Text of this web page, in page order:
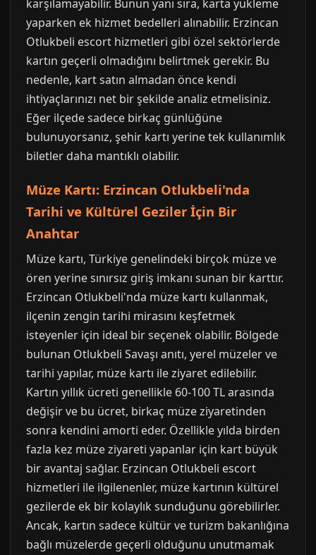
karşılamayabilir. Bunun yanı sıra, karta yükleme
yaparken ek hizmet bedelleri alınabilir. Erzincan
Otlukbeli escort hizmetleri gibi özel sektörlerde
kartın geçerli olmadığını belirtmek gerekir. Bu
nedenle, kart satın almadan önce kendi
ihtiyaçlarınızı net bir şekilde analiz etmelisiniz.
Eğer ilçede sadece birkaç günlüğüne
bulunuyorsanız, şehir kartı yerine tek kullanımlık
biletler daha mantıklı olabilir.
Müze Kartı: Erzincan Otlukbeli'nda
Tarihi ve Kültürel Geziler İçin Bir
Anahtar
Müze kartı, Türkiye genelindeki birçok müze ve
ören yerine sınırsız giriş imkanı sunan bir karttır.
Erzincan Otlukbeli'nda müze kartı kullanmak,
ilçenin zengin tarihi mirasını keşfetmek
isteyenler için ideal bir seçenek olabilir. Bölgede
bulunan Otlukbeli Savaşı anıtı, yerel müzeler ve
tarihi yapılar, müze kartı ile ziyaret edilebilir.
Kartın yıllık ücreti genellikle 60-100 TL arasında
değişir ve bu ücret, birkaç müze ziyaretinden
sonra kendini amorti eder. Özellikle yılda birden
fazla kez müze ziyareti yapanlar için kart büyük
bir avantaj sağlar. Erzincan Otlukbeli escort
hizmetleri ile ilgilenenler, müze kartının kültürel
gezilerde ek bir kolaylık sunduğunu görebilirler.
Ancak, kartın sadece kültür ve turizm bakanlığına
bağlı müzelerde geçerli olduğunu unutmamak